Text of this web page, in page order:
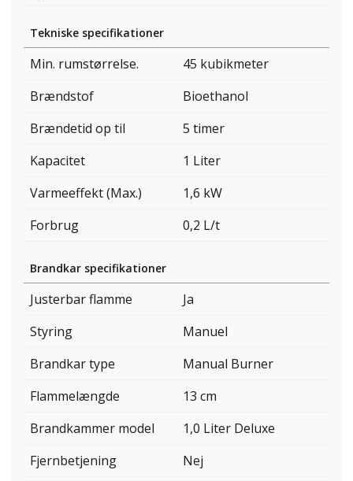
Tekniske specifikationer
Min. rumstørrelse.
45 kubikmeter
Brændstof
Bioethanol
Brændetid op til
5 timer
Kapacitet
1 Liter
Varmeeffekt (Max.)
1,6 kW
Forbrug
0,2 L/t
Brandkar specifikationer
Justerbar flamme
Ja
Styring
Manuel
Brandkar type
Manual Burner
Flammelængde
13 cm
Brandkammer model
1,0 Liter Deluxe
Fjernbetjening
Nej